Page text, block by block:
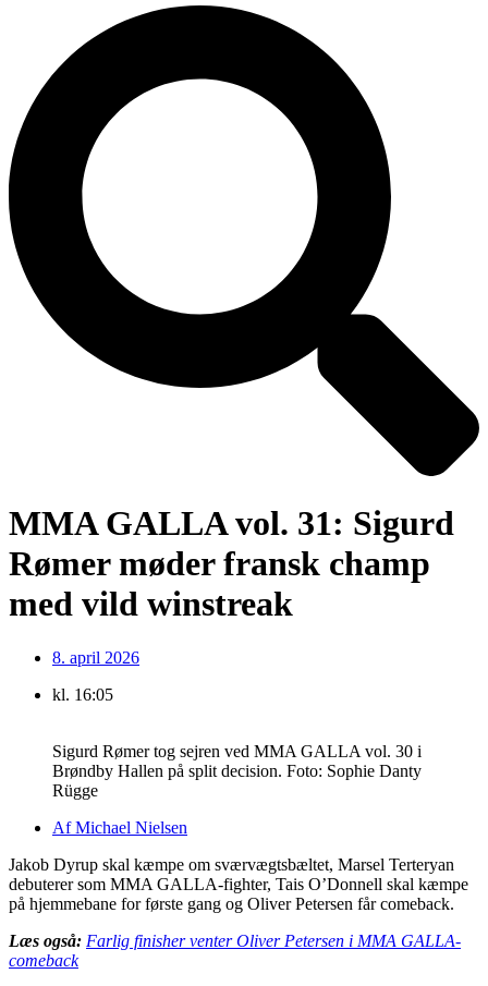
MMA GALLA vol. 31: Sigurd
Rømer møder fransk champ
med vild winstreak
8. april 2026
kl. 16:05
Sigurd Rømer tog sejren ved MMA GALLA vol. 30 i
Brøndby Hallen på split decision. Foto: Sophie Danty
Rügge
AfMichael Nielsen
Jakob Dyrup skal kæmpe om sværvægtsbæltet, Marsel Terteryan
debuterer som MMA GALLA-fighter, Tais O’Donnell skal kæmpe
på hjemmebane for første gang og Oliver Petersen får comeback.
Læs også: Farlig finisher venter Oliver Petersen i MMA GALLA-
comeback